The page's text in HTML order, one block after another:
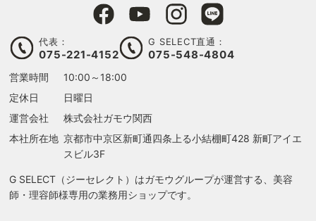
代表：
075-221-4152
G SELECT直通：
075-548-4804
営業時間
10:00～18:00
定休日
日曜日
運営会社
株式会社ガモウ関西
本社所在地 京都市中京区新町通四条上る小結棚町428 新町アイエ
スビル3F
G SELECT（ジーセレクト）はガモウグループが運営する、美容
師・理容師様専用の業務用ショップです。